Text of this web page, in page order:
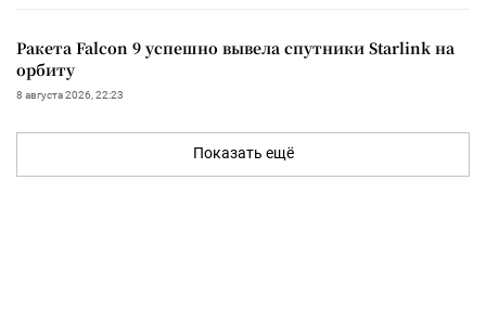
Ракета Falcon 9 успешно вывела спутники Starlink на
орбиту
8 августа 2026, 22:23
Показать ещё